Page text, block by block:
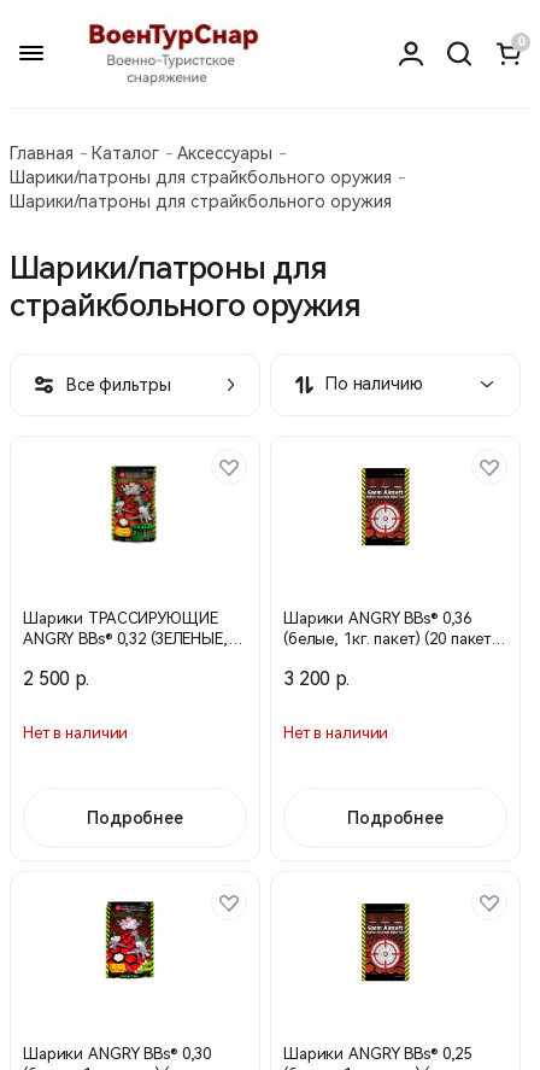
0
Главная Каталог
Аксессуары
Шарики/патроны для страйкбольного оружия
Шарики/патроны для страйкбольного оружия
Шарики/патроны для
страйкбольного оружия
Все фильтры По наличию
Шарики ТРАССИРУЮЩИЕ
ANGRY BBs® 0,32 (ЗЕЛЕНЫЕ,
коробке) Taiwan AG-032TRG
2 500 р.
Нет в наличии
Подробнее
Шарики ANGRY BBs® 0,36
(белые, 1кг. пакет) (20 пакетов
3 200 р.
Нет в наличии
Подробнее
Шарики ANGRY BBs® 0,30
Шарики ANGRY BBs® 0,25